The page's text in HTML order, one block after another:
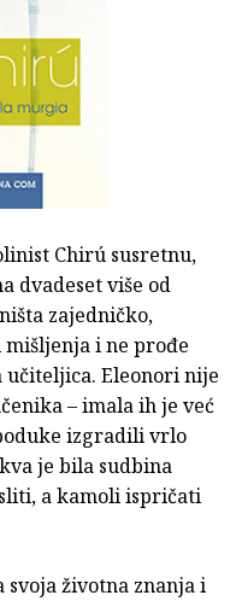
Chirú susretnu,
dvadeset više od
zajedničko,
i ne prođe
učiteljica. Eleonori nije
– imala ih je već
izgradili vrlo
je bila sudbina
a kamoli ispričati
životna znanja i